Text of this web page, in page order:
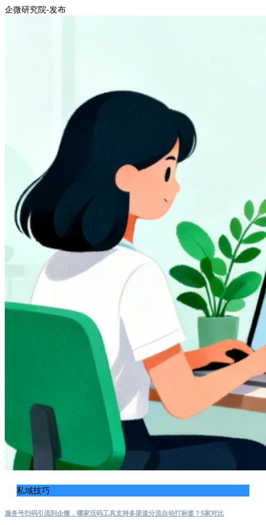
企微研究院-发布
私域技巧
服务号扫码引流到企微，哪家活码工具支持多渠道分流自动打标签？5家对比